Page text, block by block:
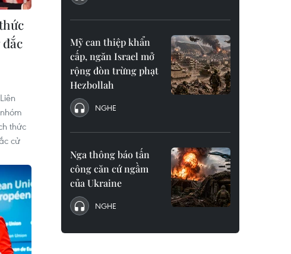
thức
cử
Mỹ can thiệp khẩn
cấp, ngăn Israel mở
rộng đòn trừng phạt
Hezbollah
NGHE
Nga thông báo tấn
công căn cứ ngầm
của Ukraine
NGHE